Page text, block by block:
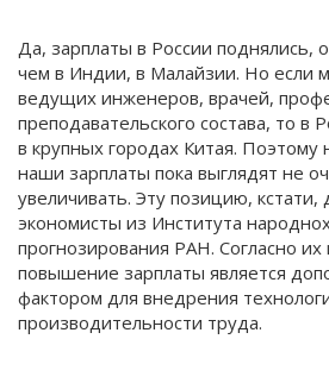
Да, зарплаты в России поднялись,
чем в Индии, в Малайзии. Но если
ведущих инженеров, врачей,
преподавательского состава, то в
в крупных городах Китая. Поэтому
наши зарплаты пока выглядят не
увеличивать. Эту позицию, кстати,
экономисты из Института
прогнозирования РАН. Согласно их
повышение зарплаты является
фактором для внедрения
производительности труда.